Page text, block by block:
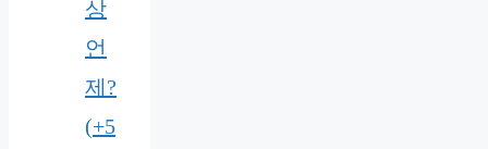
상
언
제?
(+5